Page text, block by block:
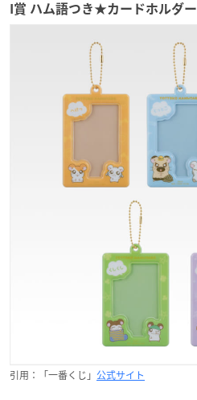
I賞 ハム語つき★カードホルダー
引用：「一番くじ」 公式サイト